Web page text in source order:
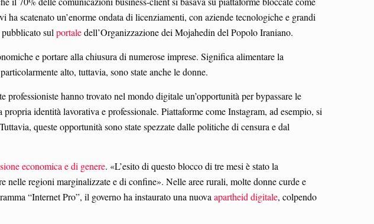
scatenato un’enorme ondata di licenziamenti, con aziende tecnologiche e grandi
sul portaledell’Organizzazione dei Mojahedin del Popolo Iraniano.
e portare alla chiusura di numerose imprese. Significa alimentare la
alto, tuttavia, sono state anche le donne.
hanno trovato nel mondo digitale un’opportunità per bypassare le
identità lavorativa e professionale. Piattaforme come Instagram, ad esempio, si
queste opportunità sono state spezzate dalle politiche di censura e dal
economica e di genere. «L’esito di questo blocco di tre mesi è stato la
nelle regioni marginalizzate e di confine». Nelle aree rurali, molte donne curde e
“Internet Pro”, il governo ha instaurato una nuova apartheid digitale, colpendo